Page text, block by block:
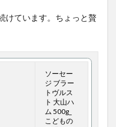
けています。ちょっと贅
ソーセー
ジ ブラー
トヴルス
ト 大山ハ
ム 500g_
こどもの